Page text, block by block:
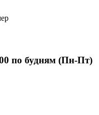
по будням (Пн-Пт)